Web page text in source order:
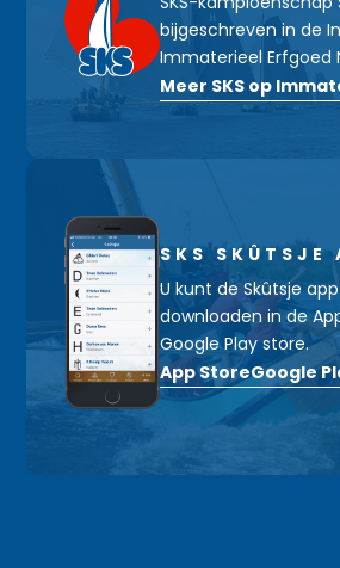
bijgeschreven in de
Immaterieel Erfgoed
Meer SKS op
SKS SKÛTSJE
U kunt de Skûtsje
downloaden in de
Google Play store.
App StoreGoogle